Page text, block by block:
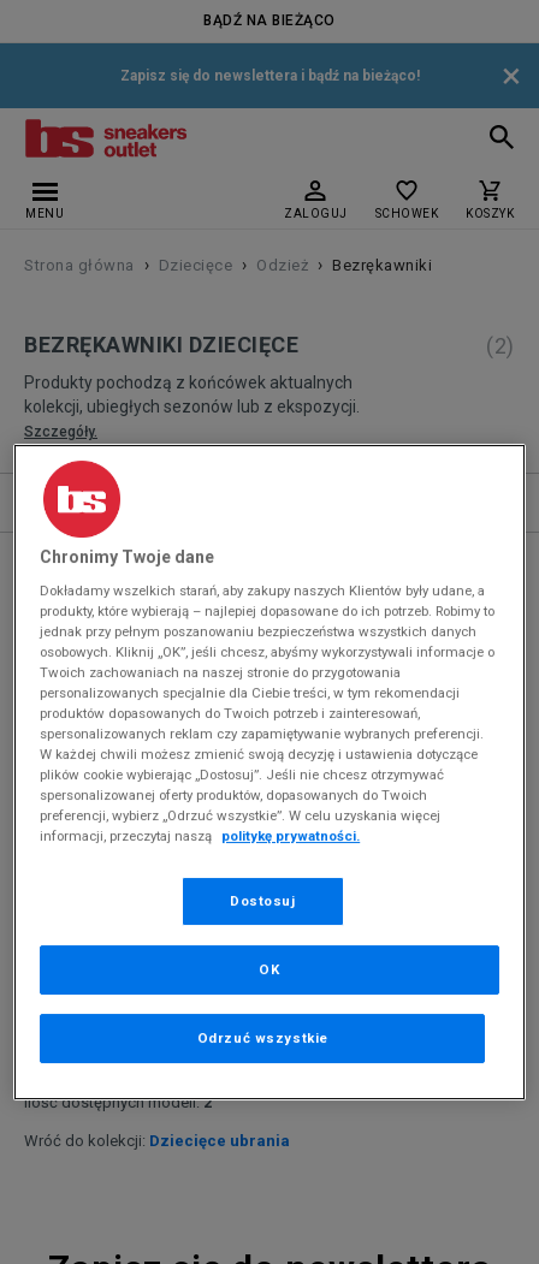
BĄDŹ NA BIEŻĄCO
Zapisz się do newslettera i bądź na bieżąco! ×
MENU ZALOGUJ SCHOWEK KOSZYK
Strona główna › Dziecięce › Odzież › Bezrękawniki
BEZRĘKAWNIKI DZIECIĘCE
Produkty pochodzą z końcówek aktualnych
kolekcji, ubiegłych sezonów lub z ekspozycji.
Szczegóły.
(2)
Sortuj
REKOMENDOWANE
Przeglądasz ➡️Bezrękawniki dziecięce
Ilość dostępnych modeli:2
Wróć do kolekcji: Dziecięce ubrania
-10% ZA MIN. 500 ZŁ KOD: SUM10
189,99 zł
Strona z 1
Chronimy Twoje dane
Dokładamy wszelkich starań, aby zakupy naszych Klientów były udane, a
produkty, które wybierają – najlepiej dopasowane do ich potrzeb. Robimy to
jednak przy pełnym poszanowaniu bezpieczeństwa wszystkich danych
osobowych. Kliknij „OK”, jeśli chcesz, abyśmy wykorzystywali informacje o
Twoich zachowaniach na naszej stronie do przygotowania
personalizowanych specjalnie dla Ciebie treści, w tym rekomendacji
produktów dopasowanych do Twoich potrzeb i zainteresowań,
spersonalizowanych reklam czy zapamiętywanie wybranych preferencji.
W każdej chwili możesz zmienić swoją decyzję i ustawienia dotyczące
plików cookie wybierając „Dostosuj”. Jeśli nie chcesz otrzymywać
spersonalizowanej oferty produktów, dopasowanych do Twoich
preferencji, wybierz „Odrzuć wszystkie”. W celu uzyskania więcej
informacji, przeczytaj naszą
politykę prywatności.
Dostosuj
Odrzuć wszystkie
OK